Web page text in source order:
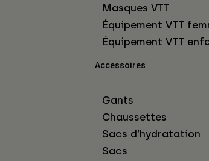
Masques VTT
Équipement VTT
Équipement VTT
Accessoires
Gants
Chaussettes
Sacs d’hydratation
Sacs